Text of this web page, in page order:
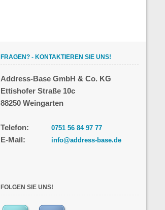
FRAGEN? - KONTAKTIEREN SIE UNS!
Address-Base GmbH & Co. KG
Ettishofer Straße 10c
88250 Weingarten
Telefon: 0751 56 84 97 77
E-Mail: info@address-base.de
FOLGEN SIE UNS!